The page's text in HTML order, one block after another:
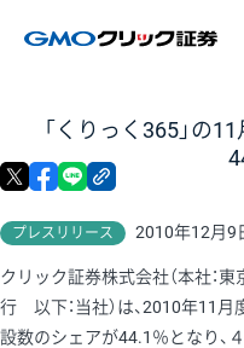
「くりっく365」の
プレスリリース 2010年12月9
X facebook
クリック証券株式会社（本社：
行 以下：当社）は、2010年11月
設数のシェアが44.1％となり、